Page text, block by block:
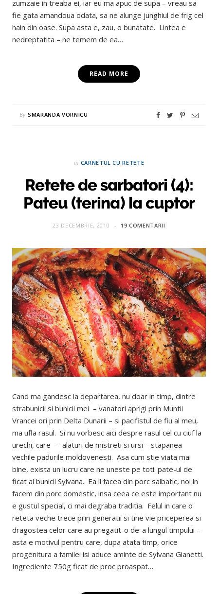
zumzaie in treaba ei, iar eu ma apuc de supa – vreau sa
fie gata amandoua odata, sa ne alunge junghiul de frig cel
hain din oase. Supa asta e, zau, o bunatate. Lintea e
nedreptatita – ne temem de ea…
READ MORE
By SMARANDA VORNICU
in CARNETUL CU RETETE
Retete de sarbatori (4):
Pateu (terina) la cuptor
23 DECEMBRIE, 2010 19 COMENTARII
Cand ma gandesc la departarea, nu doar in timp, dintre
strabunicii si bunicii mei – vanatori aprigi prin Muntii
Vrancei ori prin Delta Dunarii – si pacifistul de fiu al meu,
ma ufla rasul. Si nu vorbesc aici despre rasul cel cu ciuf la
urechi, care – alaturi de mistreti si ursi – stapanea
vechile padurile moldovenesti. Asa cum stie viata mai
bine, exista un lucru care ne uneste pe toti: pate-ul de
ficat al bunicii Sylvana. Ea il facea din porc salbatic, noi in
facem din porc domestic, insa ceea ce este important nu
e gustul special, ci mai degraba traditia. Felul in care o
reteta veche trece prin generatii si tine vie priceperea si
dragostea celor care au pregatit-o de-a lungul timpului –
asta e motivul pentru care, dupa atata timp, orice
progenitura a familei isi aduce aminte de Sylvana Gianetti.
Ingrediente 750g ficat de proc proaspat…